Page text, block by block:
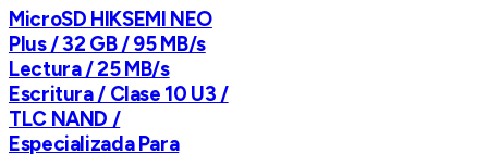
MicroSD HIKSEMI NEO
Plus / 32 GB / 95 MB/s
Lectura / 25 MB/s
Escritura / Clase 10 U3 /
TLC NAND /
Especializada Para